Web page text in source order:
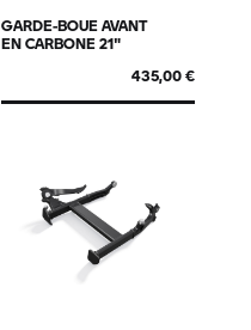
GARDE-BOUE AVANT
EN CARBONE 21"
435,00 €